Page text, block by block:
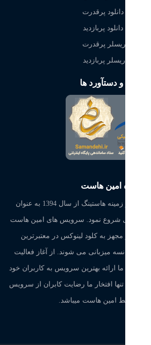
هاست دانلود پرقدرت
هاست دانلود پربازدید
مستر ریسلر پرقدرت
مستر ریسلر پربازدید
نمادها و دستآورد ها
درباره امین هاست
امین هاست فعالیت خود را در زمینه هاستینگ از سال 1394 به عنوان
مجازی شروع نمود. سرویس های امین هاست
و مجهز به کلود لینوکس در معتبرترین
و فرانسه میزبانی می شوند. از آغاز فعالیت
تلاش ما ارائه بهترین سرویس به کاربران خود
های ما تنها افتخار ما رضایت کابران از سرویس
شده توسط امین هاست میباشد.